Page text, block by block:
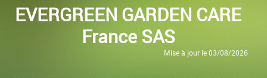
EVERGREEN GARDEN CARE
France SAS
Mise à jour le 03/08/2026